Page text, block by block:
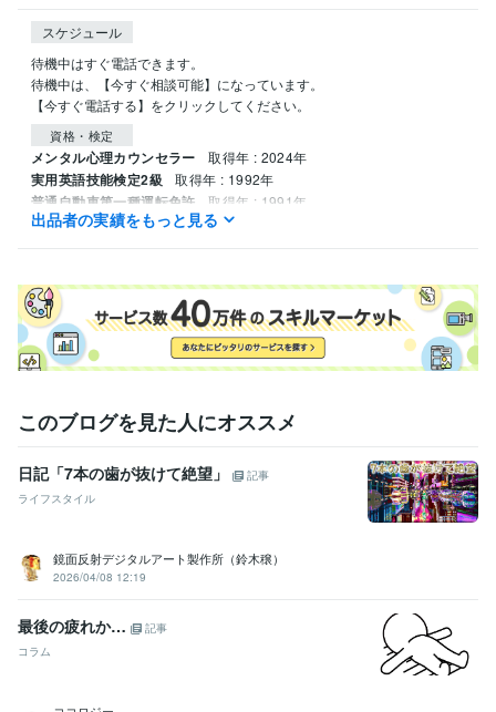
スケジュール
待機中はすぐ電話できます。
待機中は、【今すぐ相談可能】になっています。
【今すぐ電話する】をクリックしてください。
資格・検定
メンタル心理カウンセラー 取得年 : 2024年
実用英語技能検定2級 取得年 : 1992年
普通自動車第一種運転免許 取得年 : 1991年
出品者の実績をもっと見る
このブログを見た人にオススメ
日記「7本の歯が抜けて絶望」
記事
ライフスタイル
鏡面反射デジタルアート製作所（鈴木穣）
2026/04/08 12:19
最後の疲れか…
記事
コラム